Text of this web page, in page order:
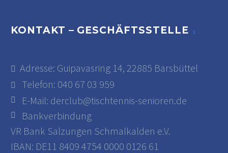
KONTAKT – GESCHÄFTSSTELLE
Adresse: Guipavasring 14, 22885 Barsbüttel
Telefon: 040 67 03 959
E-Mail: derclub@tischtennis-senioren.de
Bankverbindung
VR Bank Salzungen Schmalkalden e.V.
IBAN: DE11 8409 4754 0000 0126 61